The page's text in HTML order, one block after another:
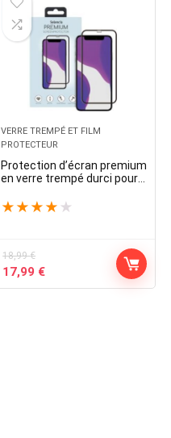
VERRE TREMPÉ ET FILM
PROTECTEUR
Protection d’écran premium
en verre trempé durci pour
★ ★ ★ ★ ★
18,99€
Original
price
17,99 €Current
price